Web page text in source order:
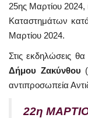
25ης Μαρτίου 2024,
Καταστημάτων
Μαρτίου 2024.
Στις εκδηλώσεις
Δήμου Ζακύνθου
αντιπροσωπεία
22η